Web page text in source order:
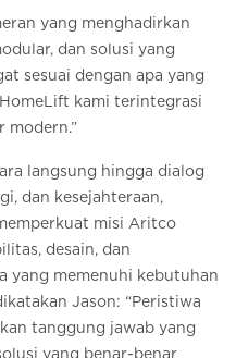
yang menghadirkan
dan solusi yang
sesuai dengan apa yang
kami terintegrasi
modern.”
langsung hingga dialog
dan kesejahteraan,
misi Aritco
desain, dan
yang memenuhi kebutuhan
Jason: “Peristiwa
tanggung jawab yang
yang benar-benar